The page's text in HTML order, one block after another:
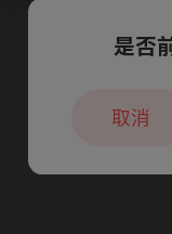
本章节
是否
取消